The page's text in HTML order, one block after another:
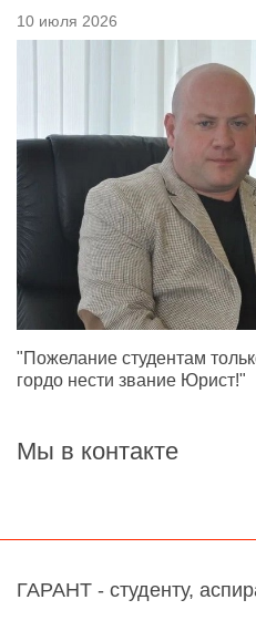
10 июля 2026
"Пожелание студентам
гордо нести звание Юрист!"
Мы в контакте
ГАРАНТ - студенту,